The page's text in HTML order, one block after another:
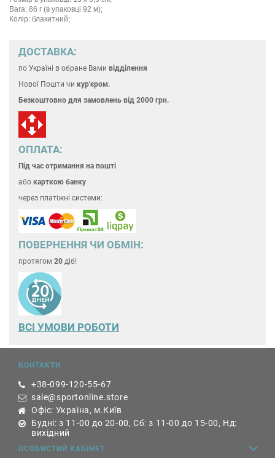
Вага: 86 г (в упаковці 92 м);
Колір: блакитний;
ДОСТАВКА:
по Україні в обране Вами відділення
Нової Пошти чи кур'єром.
Безкоштовно для замовлень від 2000 грн.
ОПЛАТА:
Під час отримання на пошті
або карткою банку
через платіжні системи:
ПОВЕРНЕННЯ ЧИ ОБМІН:
протягом 20 діб!
ВСІ УМОВИ РОБОТИ
КОНТАКТИ
+38-099-120-55-67
sale@sportonline.store
Офіс: Україна, м.Київ
Будні: з 11-00 до 20-00, Сб: з 11-00 до 15-00, Нд:
вихідний
ОСОБИСТИЙ КАБІНЕТ